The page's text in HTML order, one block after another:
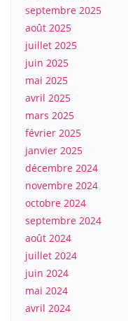
septembre 2025
août 2025
juillet 2025
juin 2025
mai 2025
avril 2025
mars 2025
février 2025
janvier 2025
décembre 2024
novembre 2024
octobre 2024
septembre 2024
août 2024
juillet 2024
juin 2024
mai 2024
avril 2024